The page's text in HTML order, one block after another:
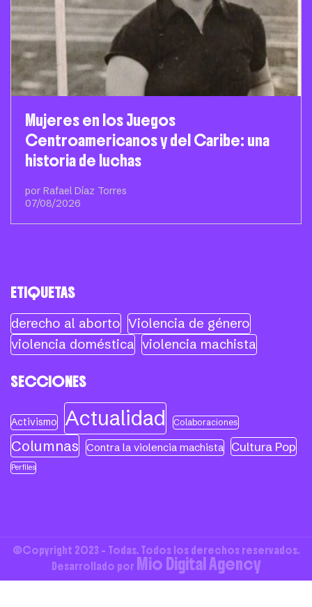
Mujeres en los Juegos
Centroamericanos y del Caribe: una
historia de luchas
por Rafael Díaz Torres
07/08/2026
ETIQUETAS
derecho al aborto Violencia de género
violencia doméstica violencia machista
SECCIONES
Activismo Actualidad Colaboraciones
Columnas Contra la violencia machista Cultura Pop
Perfiles
©Copyright 2023 - Todas. Todos los derechos reservados.
Desarrollado por Mio Digital Agency